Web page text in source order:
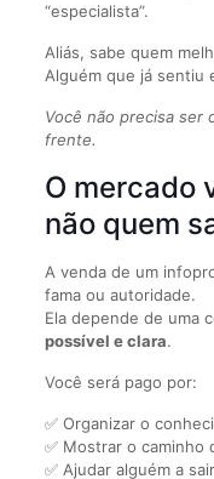
“especialista”.
Aliás, sabe quem
Alguém que já sentiu
Você não precisa ser
frente.
O mercado
não quem
A venda de um
fama ou autoridade.
Ela depende de uma
possível e clara.
Você será pago por:
✅ Organizar o
✅ Mostrar o caminho
✅ Ajudar alguém a